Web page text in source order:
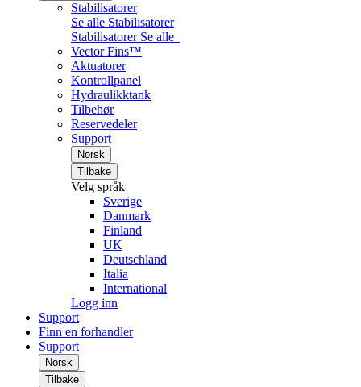
Stabilisatorer
Se alle Stabilisatorer
Stabilisatorer Se alle
Vector Fins™
Aktuatorer
Kontrollpanel
Hydraulikktank
Tilbehør
Reservedeler
Support
Norsk
Tilbake
Velg språk
Sverige
Danmark
Finland
UK
Deutschland
Italia
International
Logg inn
Support
Finn en forhandler
Support
Norsk
Tilbake